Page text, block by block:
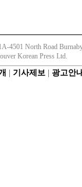
4501 North Road
Korean Press Ltd.
기사제보 광고안